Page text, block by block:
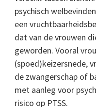
psychisch
een
dat van de vrouwen
geworden. Vooral
(spoed)keizersnede,
de zwangerschap of
met aanleg voor
risico op PTSS.